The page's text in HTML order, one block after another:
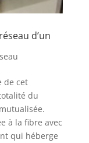
d’un
de cet
du
à la fibre avec
qui héberge